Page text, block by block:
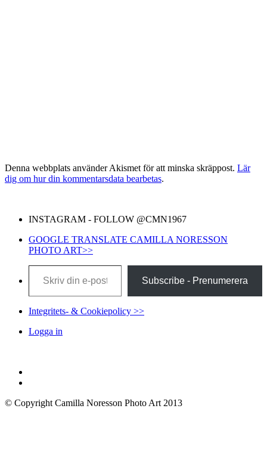
Denna webbplats använder Akismet för att minska skräppost. Lär
dig om hur din kommentarsdata bearbetas.
INSTAGRAM - FOLLOW @CMN1967
GOOGLE TRANSLATE CAMILLA NORESSON
PHOTO ART>>
Skriv din e-post …
Subscribe - Prenumerera
Integritets- & Cookiepolicy >>
Logga in
© Copyright Camilla Noresson Photo Art 2013